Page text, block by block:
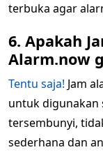
terbuka agar
6. Apakah
Alarm.now
Tentu saja! Jam
untuk digunakan
tersembunyi,
sederhana dan